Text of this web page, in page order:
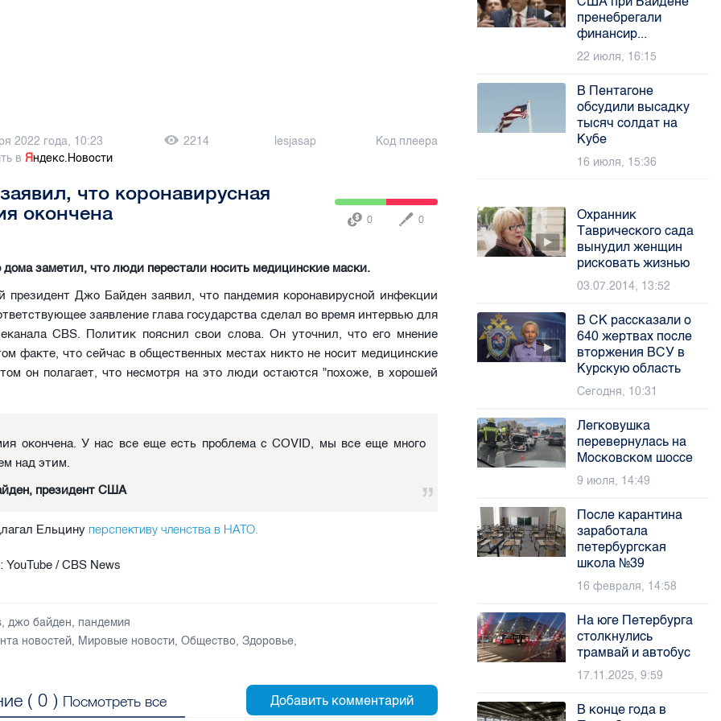
2022 года, 10:23 2214 lesjasap
Код плеера
вЯндекс.Новости
что коронавирусная
окончена
0 0
дома заметил, что люди перестали носить медицинские маски.
президент Джо Байден заявил, что пандемия коронавирусной инфекции
заявление глава государства сделал во время интервью для
CBS. Политик пояснил свои слова. Он уточнил, что его мнение
факте, что сейчас в общественных местах никто не носит медицинские
он полагает, что несмотря на это люди остаются "похоже, в хорошей
окончена. У нас все еще есть проблема с COVID, мы все еще много
над этим.
президент США
Ельцинуперспективу членства в НАТО.
/ CBS News
,джо байден, пандемия
новостей, Мировые новости,Общество,Здоровье,
(0 ) Посмотреть все
пренебрегали
финансир...
22 июля, 16:15
В Пентагоне
обсудили высадку
тысяч солдат на
Кубе
16 июля, 15:36
Охранник
Таврического сада
вынудил женщин
рисковать жизнью
03.07.2014, 13:52
В СК рассказали о
640 жертвах после
вторжения ВСУ в
Курскую область
Сегодня, 10:31
Легковушка
перевернулась на
Московском шоссе
9 июля, 14:49
После карантина
заработала
петербургская
школа №39
16 февраля, 14:58
На юге Петербурга
столкнулись
трамвай и автобус
17.11.2025, 9:59
В конце года в